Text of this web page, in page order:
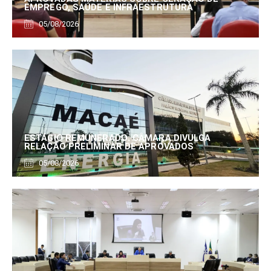
EMPREGO, SAÚDE E INFRAESTRUTURA
05/08/2026
ESTÁGIO REMUNERADO: CÂMARA DIVULGA
RELAÇÃO PRELIMINAR DE APROVADOS
05/08/2026